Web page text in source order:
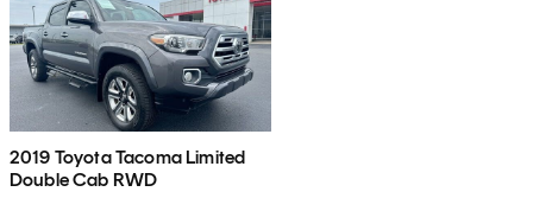
2019 Toyota Tacoma Limited
Double Cab RWD